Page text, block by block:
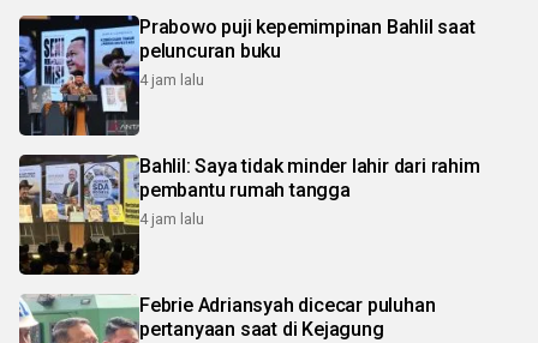
Prabowo puji kepemimpinan Bahlil saat
peluncuran buku
4 jam lalu
Bahlil: Saya tidak minder lahir dari rahim
pembantu rumah tangga
4 jam lalu
Febrie Adriansyah dicecar puluhan
pertanyaan saat di Kejagung